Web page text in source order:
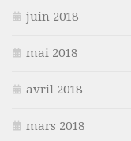
juin 2018
mai 2018
avril 2018
mars 2018